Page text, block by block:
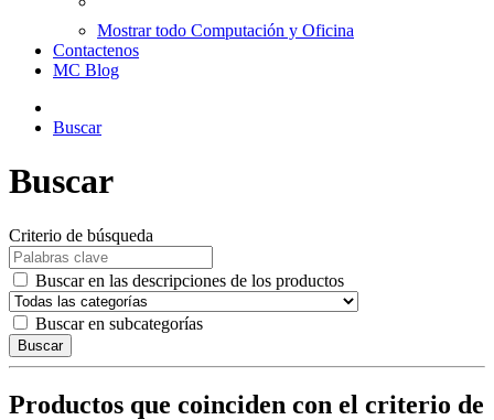
Mostrar todo Computación y Oficina
Contactenos
MC Blog
Buscar
Buscar
Criterio de búsqueda
Buscar en las descripciones de los productos
Buscar en subcategorías
Buscar
Productos que coinciden con el criterio de